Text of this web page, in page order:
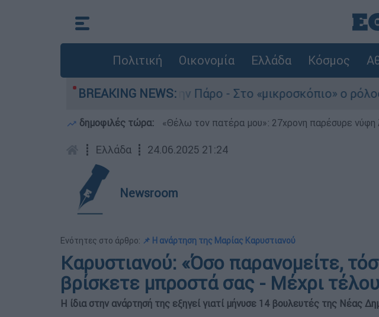
Πολιτική Οικονομία Ελλάδα Κόσμος
BREAKING NEWS:
του 4χρονου στην Πάρο - Στο «μικροσκόπιο» ο ρόλος του
δημοφιλές τώρα: «Θέλω τον πατέρα μου»: 27χρονη παρέσυρε νύφη
┋ Ελλάδα ┋ 24.06.2025 21:24
Newsroom
Ενότητες στο άρθρο: 📌 Η ανάρτηση της Μαρίας Καρυστιανού
Καρυστιανού: «Όσο παρανομείτε,
βρίσκετε μπροστά σας - Μέχρι
Η ίδια στην ανάρτησή της εξηγεί γιατί μήνυσε 14 βουλευτές της Νέας